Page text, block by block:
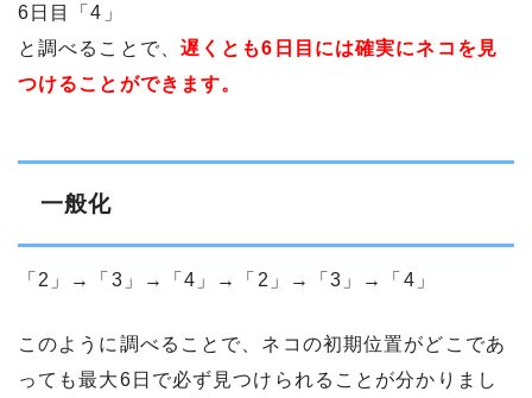
6日目「4」
と調べることで、 遅くとも6日目には確実にネコを見
つけることができます。
一般化
「2」→「3」→「4」→「2」→「3」→「4」
このように調べることで、ネコの初期位置がどこであ
っても最大6日で必ず見つけられることが分かりまし